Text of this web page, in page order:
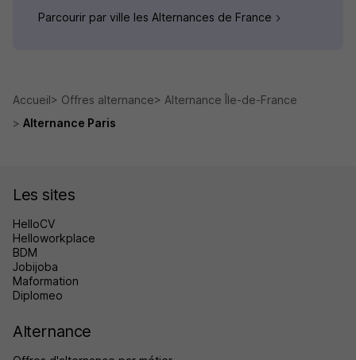
Parcourir par ville les Alternances de France
Accueil Offres alternance
Alternance Île-de-France
Alternance Paris
Les sites
HelloCV
Helloworkplace
BDM
Jobijoba
Maformation
Diplomeo
Alternance